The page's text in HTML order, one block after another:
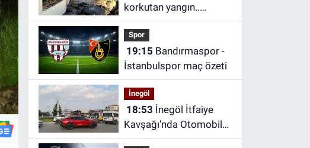
platformda?
korkutan yangın..
Ekipler müdahale etti
Spor
19:15
İstanbulspor maç özeti
İnegöl
18:53
Kavşağı’nda Otomobil
ile Halk Otobüsü